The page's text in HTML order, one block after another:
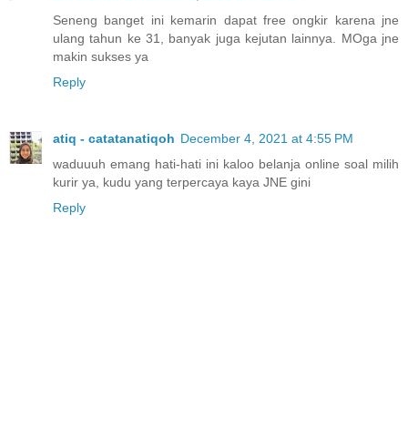
Seneng banget ini kemarin dapat free ongkir karena jne
ulang tahun ke 31, banyak juga kejutan lainnya. MOga jne
makin sukses ya
Reply
atiq - catatanatiqoh December 4, 2021 at 4:55 PM
waduuuh emang hati-hati ini kaloo belanja online soal milih
kurir ya, kudu yang terpercaya kaya JNE gini
Reply